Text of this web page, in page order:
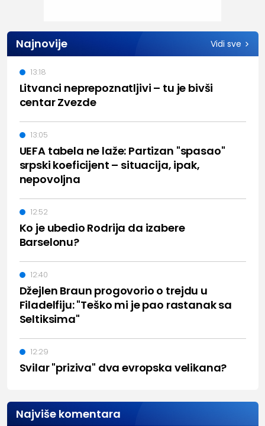
Najnovije Vidi sve
Litvanci neprepoznatljivi – tu je bivši
centar Zvezde
13:18
UEFA tabela ne laže: Partizan "spasao"
srpski koeficijent – situacija, ipak,
nepovoljna
13:05
Ko je ubedio Rodrija da izabere
Barselonu?
12:52
Džejlen Braun progovorio o trejdu u
Filadelfiju: "Teško mi je pao rastanak sa
Seltiksima"
12:40
Svilar "priziva" dva evropska velikana?
12:29
Najviše komentara